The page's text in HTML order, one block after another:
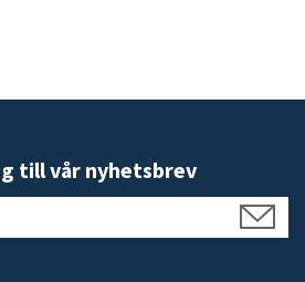
till vår nyhetsbrev